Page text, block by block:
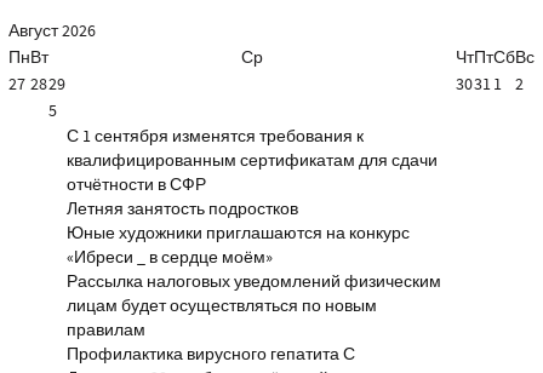
Август2026
ПнВт Ср ЧтПтСбВс
27 2829 30311 2
5
С 1 сентября изменятся требования к
квалифицированным сертификатам для сдачи
отчётности в СФР
Летняя занятость подростков
Юные художники приглашаются на конкурс
«Ибреси _ в сердце моём»
Рассылка налоговых уведомлений физическим
лицам будет осуществляться по новым
правилам
Профилактика вирусного гепатита С